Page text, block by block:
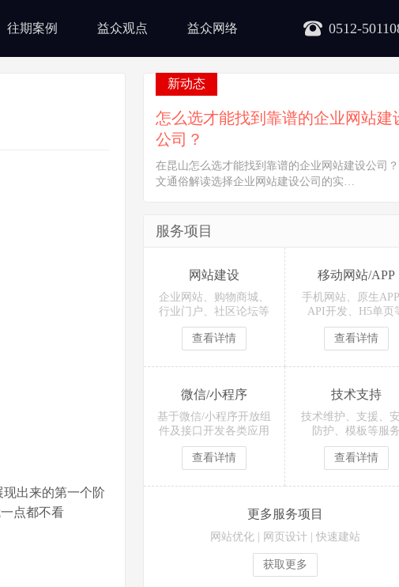
0512-
往期案例 益众观点 益众网络
出来的第一个阶
点都不看
新动态
怎么选才能找到靠谱的企业网站建
公司？
在昆山怎么选才能找到靠谱的企业网站建设公司
文通俗解读选择企业网站建设公司的实…
服务项目
网站建设
企业网站、购物商城、
行业门户、社区论坛等
查看详情
移动网站/APP
手机网站、原生
API开发、H5单页
查看详情
微信/小程序
基于微信/小程序开放组
件及接口开发各类应用
查看详情
技术支持
技术维护、支援、
防护、模板等服
查看详情
更多服务项目
网站优化 网页设计 快速建站
获取更多